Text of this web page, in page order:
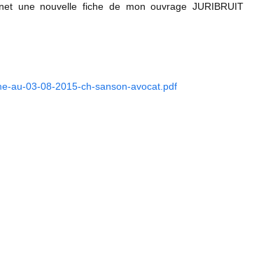
une nouvelle fiche de mon ouvrage JURIBRUIT
au-03-08-2015-ch-sanson-avocat.pdf